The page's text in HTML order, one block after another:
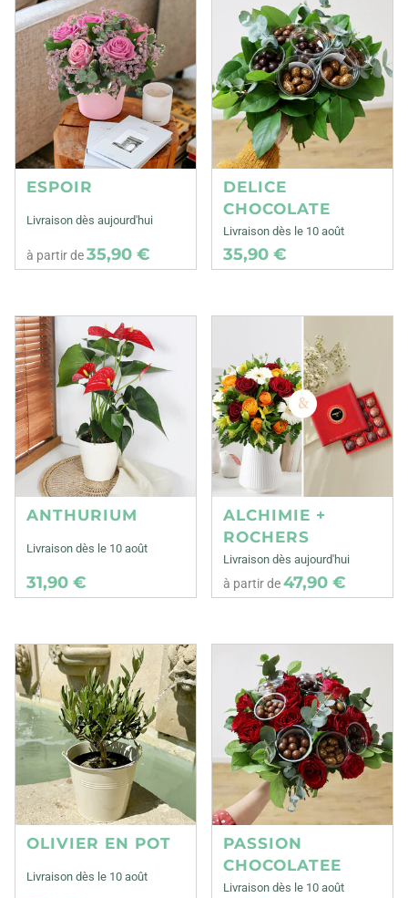
ESPOIR
Livraison dès aujourd'hui
à partir de35,90 €
DELICE
CHOCOLATE
Livraison dès le 10 août
35,90 €
ANTHURIUM
Livraison dès le 10 août
31,90 €
ALCHIMIE +
ROCHERS
Livraison dès aujourd'hui
à partir de47,90 €
OLIVIER EN POT
Livraison dès le 10 août
PASSION
CHOCOLATEE
Livraison dès le 10 août